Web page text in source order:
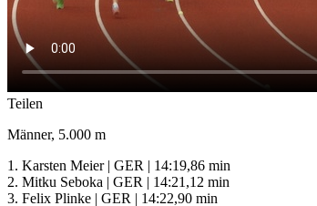
Teilen
Männer, 5.000 m
1. Karsten Meier | GER | 14:19,86 min
2. Mitku Seboka | GER | 14:21,12 min
3. Felix Plinke | GER | 14:22,90 min